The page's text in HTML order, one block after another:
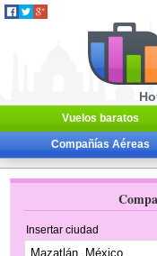
Vuelos baratos
Compañías Aéreas
Insertar ciudad